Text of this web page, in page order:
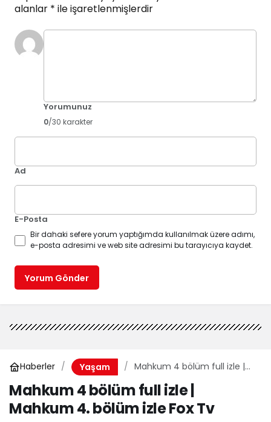
alanlar * ile işaretlenmişlerdir
Yorumunuz
0/30 karakter
Ad
E-Posta
Bir dahaki sefere yorum yaptığımda kullanılmak üzere adımı,
e-posta adresimi ve web site adresimi bu tarayıcıya kaydet.
Yorum Gönder
Haberler Yaşam
Mahkum 4 bölüm full izle |
Mahkum 4 bölüm full izle |
Mahkum 4. bölüm izle Fox Tv